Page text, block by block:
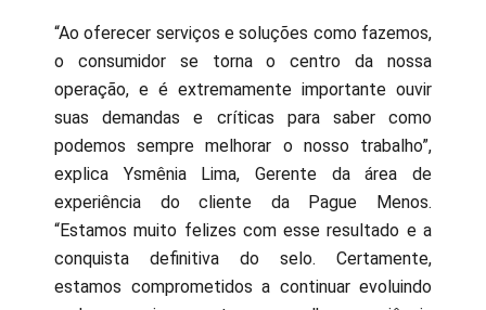
“Ao oferecer serviços e soluções como fazemos,
o consumidor se torna o centro da nossa
operação, e é extremamente importante ouvir
suas demandas e críticas para saber como
podemos sempre melhorar o nosso trabalho”,
explica Ysmênia Lima, Gerente da área de
experiência do cliente da Pague Menos.
“Estamos muito felizes com esse resultado e a
conquista definitiva do selo. Certamente,
estamos comprometidos a continuar evoluindo